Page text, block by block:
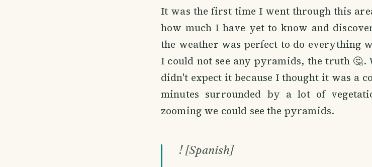
It was the first time I went through this
how much I have yet to know and
the weather was perfect to do everything
I could not see any pyramids, the truth
didn't expect it because I thought it was a
minutes surrounded by a lot of
zooming we could see the pyramids.
! [Spanish]